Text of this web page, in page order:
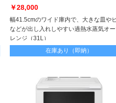
￥28,000
幅41.5cmのワイド庫内で、大きな皿や
などが出し入れしやすい過熱水蒸気オ
レンジ（31L）
在庫あり（即納）